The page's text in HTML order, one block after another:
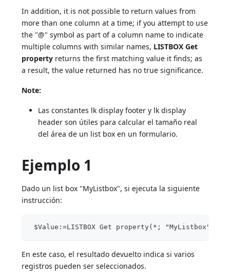
In addition, it is not possible to return values from
more than one column at a time; if you attempt to use
the "@" symbol as part of a column name to indicate
multiple columns with similar names, LISTBOX Get
property returns the first matching value it finds; as
a result, the value returned has no true significance.
Note:
Las constantes lk display footer y lk display
header son útiles para calcular el tamaño real
del área de un list box en un formulario.
Ejemplo 1
Dado un list box "MyListbox", si ejecuta la siguiente
instrucción:
$Value:=LISTBOX Get property(*;
En este caso, el resultado devuelto indica si varios
registros pueden ser seleccionados.